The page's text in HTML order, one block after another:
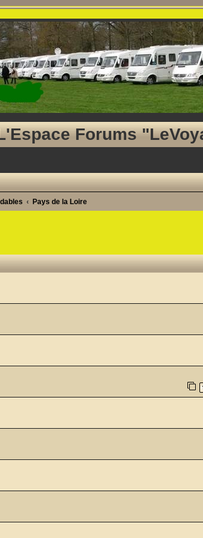
Forums
Pays de la Loire